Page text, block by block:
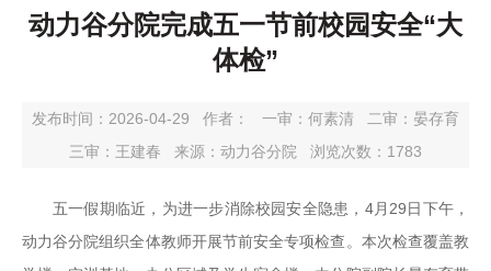
动力谷分院完成五一节前校园安全“大
体检”
发布时间：2026-04-29 作者： 一审： 何素清 二审： 晏存育
三审： 王建春 来源：动力谷分院 浏览次数： 1783
五一假期临近，为进一步消除校园安全隐患，4月29日下午，
动力谷分院组织全体教师开展节前安全专项检查。本次检查覆盖教